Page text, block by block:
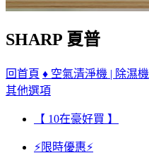
SHARP 夏普
回首頁 ♦ 空氣清淨機 | 除濕機
其他選項
【 10在豪好買 】
⚡限時優惠⚡